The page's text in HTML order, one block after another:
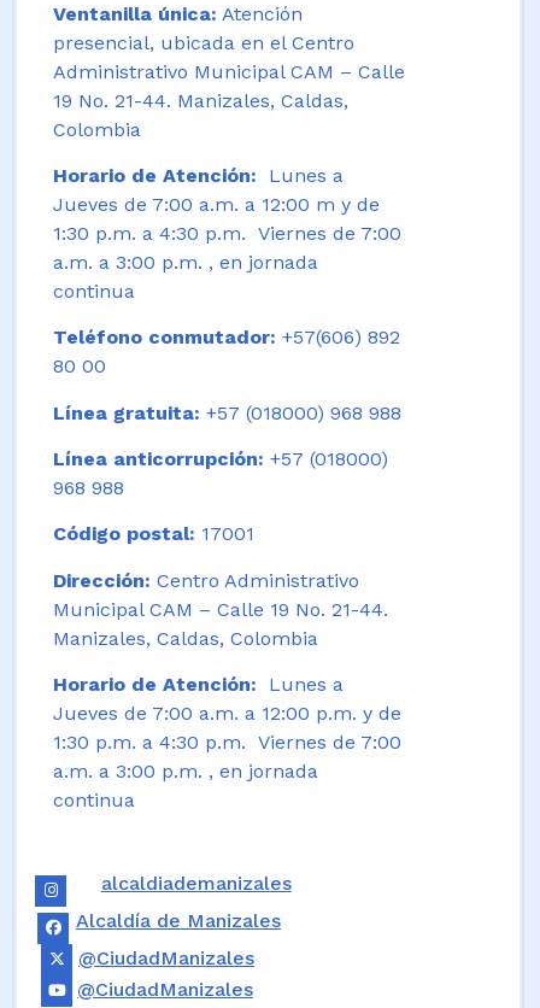
Ventanilla única: Atención
presencial, ubicada en el Centro
Administrativo Municipal CAM – Calle
19 No. 21-44. Manizales, Caldas,
Colombia
Horario de Atención:
Lunes a
Jueves de 7:00 a.m. a 12:00 m y de
1:30 p.m. a 4:30 p.m. Viernes de 7:00
a.m. a 3:00 p.m. , en jornada
continua
Teléfono conmutador: +57(606) 892
80 00
Línea gratuita: +57 (018000) 968 988
Línea anticorrupción: +57 (018000)
968 988
Código postal: 17001
Dirección: Centro Administrativo
Municipal CAM – Calle 19 No. 21-44.
Manizales, Caldas, Colombia
Horario de Atención: Lunes a
Jueves de 7:00 a.m. a 12:00 p.m. y de
1:30 p.m. a 4:30 p.m. Viernes de 7:00
a.m. a 3:00 p.m. , en jornada
continua
alcaldiademanizales
Alcaldía de Manizales
@CiudadManizales
@CiudadManizales